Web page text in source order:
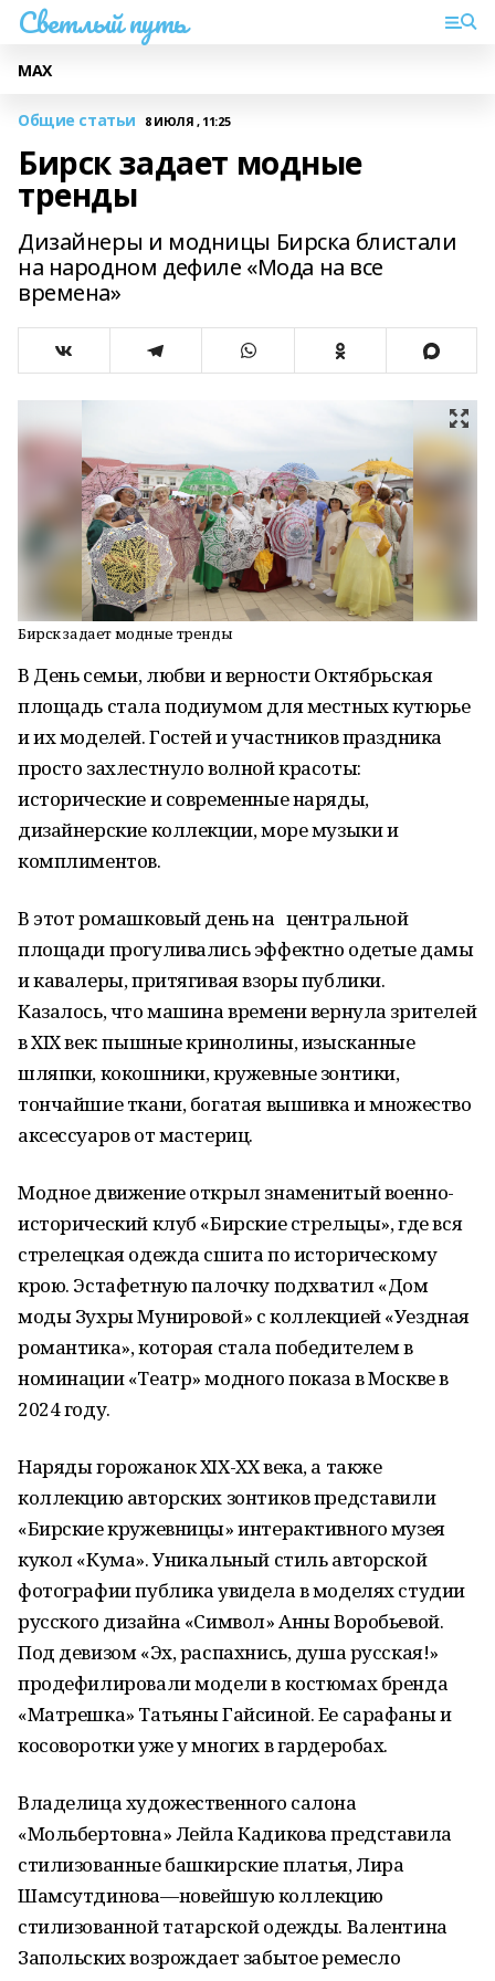
Светлый путь
МАХ
Общие статьи 8 ИЮЛЯ , 11:25
Бирск задает модные
тренды
Дизайнеры и модницы Бирска блистали
на народном дефиле «Мода на все
времена»
Бирск задает модные тренды
В День семьи, любви и верности Октябрьская
площадь стала подиумом для местных кутюрье
и их моделей. Гостей и участников праздника
просто захлестнуло волной красоты:
исторические и современные наряды,
дизайнерские коллекции, море музыки и
комплиментов.
В этот ромашковый день на центральной
площади прогуливались эффектно одетые дамы
и кавалеры, притягивая взоры публики.
Казалось, что машина времени вернула зрителей
в XIX век: пышные кринолины, изысканные
шляпки, кокошники, кружевные зонтики,
тончайшие ткани, богатая вышивка и множество
аксессуаров от мастериц.
Модное движение открыл знаменитый военно-
исторический клуб «Бирские стрельцы», где вся
стрелецкая одежда сшита по историческому
крою. Эстафетную палочку подхватил «Дом
моды Зухры Мунировой» с коллекцией «Уездная
романтика», которая стала победителем в
номинации «Театр» модного показа в Москве в
2024 году.
Наряды горожанок XIX-XX века, а также
коллекцию авторских зонтиков представили
«Бирские кружевницы» интерактивного музея
кукол «Кума». Уникальный стиль авторской
фотографии публика увидела в моделях студии
русского дизайна «Символ» Анны Воробьевой.
Под девизом «Эх, распахнись, душа русская!»
продефилировали модели в костюмах бренда
«Матрешка» Татьяны Гайсиной. Ее сарафаны и
косоворотки уже у многих в гардеробах.
Владелица художественного салона
«Мольбертовна» Лейла Кадикова представила
стилизованные башкирские платья, Лира
Шамсутдинова—новейшую коллекцию
стилизованной татарской одежды. Валентина
Запольских возрождает забытое ремесло